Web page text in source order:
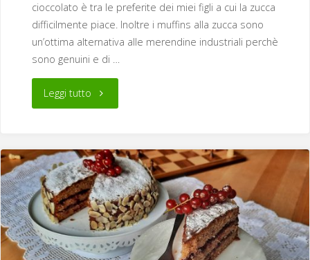
cioccolato è tra le preferite dei miei figli a cui la zucca
difficilmente piace. Inoltre i muffins alla zucca sono
un’ottima alternativa alle merendine industriali perchè
sono genuini e di …
Leggi tutto"Muffin
zucca
e
gocce
di